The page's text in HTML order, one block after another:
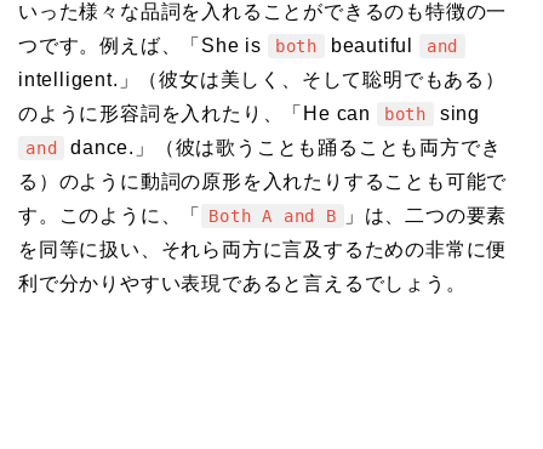
いった様々な品詞を入れることができるのも特徴の一
つです。例えば、「She is
both beautiful and
intelligent.」（彼女は美しく、そして聡明でもある）
のように形容詞を入れたり、「He can
both sing
and
dance.」（彼は歌うことも踊ることも両方でき
る）のように動詞の原形を入れたりすることも可能で
す。このように、「
Both A and B
」は、二つの要素
を同等に扱い、それら両方に言及するための非常に便
利で分かりやすい表現であると言えるでしょう。